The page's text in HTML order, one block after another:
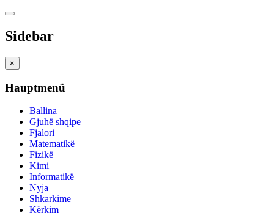
Sidebar
×
Hauptmenü
Ballina
Gjuhë shqipe
Fjalori
Matematikë
Fizikë
Kimi
Informatikë
Nyja
Shkarkime
Kërkim